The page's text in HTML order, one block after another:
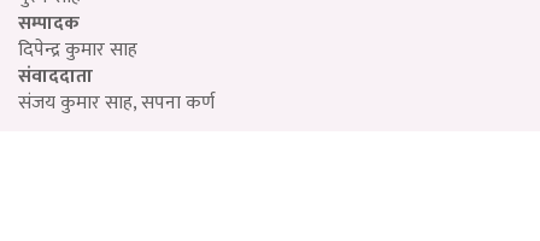
सम्पादक
दिपेन्द्र कुमार साह
संवाददाता
संजय कुमार साह, सपना कर्ण